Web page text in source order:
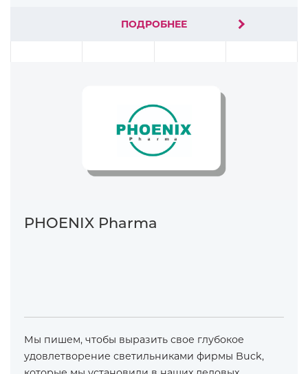
ПОДРОБНЕЕ
PHOENIX Pharma
Мы пишем, чтобы выразить свое глубокое
удовлетворение светильниками фирмы Buck,